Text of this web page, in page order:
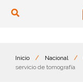
Inicio / Nacional /
servicio de tomografía